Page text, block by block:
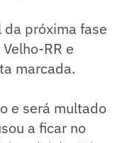
da próxima fase
RR e
marcada.
e será multado
a ficar no